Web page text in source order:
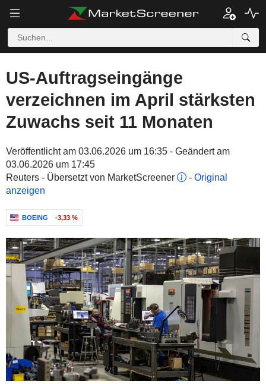
US-Auftragseingänge
verzeichnen im April stärksten
Zuwachs seit 11 Monaten
Veröffentlicht am 03.06.2026 um 16:35 - Geändert am
03.06.2026 um 17:45
Reuters - Übersetzt von MarketScreener
- Original
anzeigen
BOEING -3,33 %